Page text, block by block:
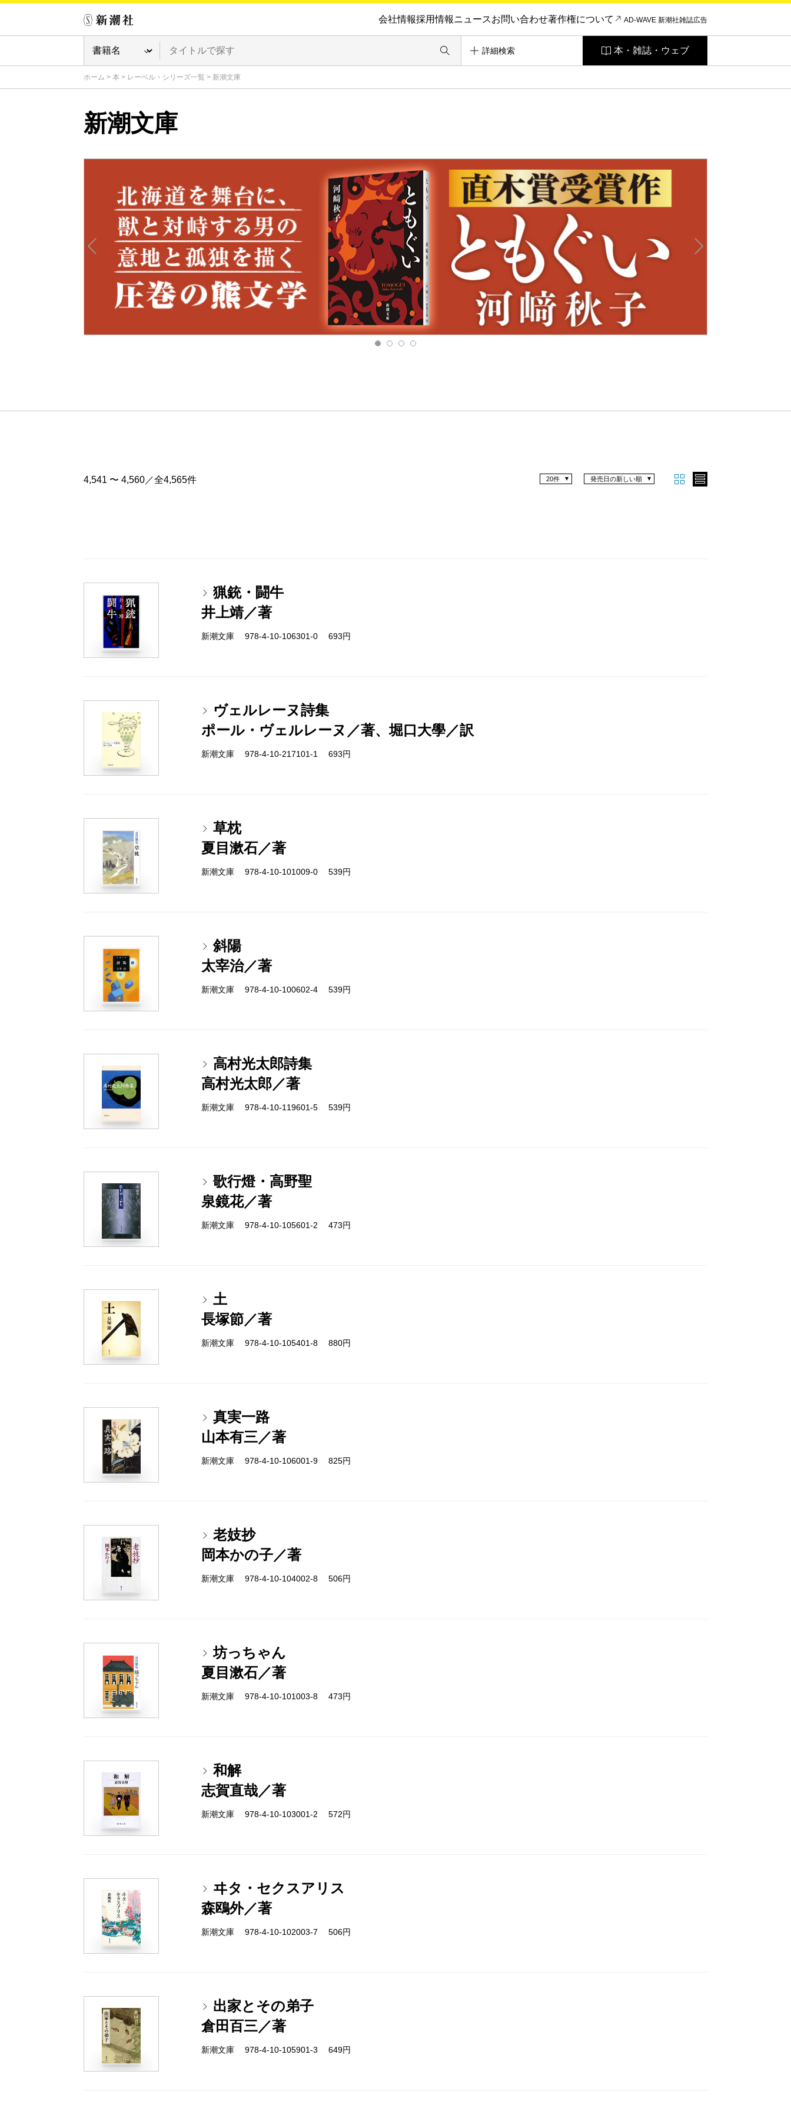
会社情報採用情報ニュースお問い合わせ著作権について AD-WAVE 新潮社雑誌広告
詳細検索 本・雑誌・ウェブ
ホーム > 本 > レーベル・シリーズ一覧 > 新潮文庫
新潮文庫
4,541 〜 4,560／全4,565件 発売日の新しい順
20件
猟銃・闘牛
井上靖／著
新潮文庫 978-4-10-106301-0 693円
ヴェルレーヌ詩集
ポール・ヴェルレーヌ／著、堀口大學／訳
新潮文庫 978-4-10-217101-1 693円
草枕
夏目漱石／著
新潮文庫 978-4-10-101009-0 539円
斜陽
太宰治／著
新潮文庫 978-4-10-100602-4 539円
高村光太郎詩集
高村光太郎／著
新潮文庫 978-4-10-119601-5 539円
歌行燈・高野聖
泉鏡花／著
新潮文庫 978-4-10-105601-2 473円
土
長塚節／著
新潮文庫 978-4-10-105401-8 880円
真実一路
山本有三／著
新潮文庫 978-4-10-106001-9 825円
老妓抄
岡本かの子／著
新潮文庫 978-4-10-104002-8 506円
坊っちゃん
夏目漱石／著
新潮文庫 978-4-10-101003-8 473円
和解
志賀直哉／著
新潮文庫 978-4-10-103001-2 572円
ヰタ・セクスアリス
森鴎外／著
新潮文庫 978-4-10-102003-7 506円
出家とその弟子
倉田百三／著
新潮文庫 978-4-10-105901-3 649円